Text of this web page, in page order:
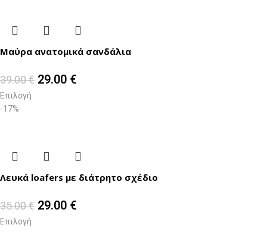
Μαύρα ανατομικά σανδάλια
39.00€ 29.00 €
Επιλογή
-17%
Λευκά loafers με διάτρητο σχέδιο
35.00€ 29.00 €
Επιλογή